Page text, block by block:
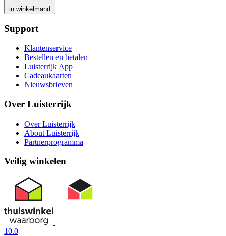
in winkelmand
Support
Klantenservice
Bestellen en betalen
Luisterrijk App
Cadeaukaarten
Nieuwsbrieven
Over Luisterrijk
Over Luisterrijk
About Luisterrijk
Partnerprogramma
Veilig winkelen
10.0